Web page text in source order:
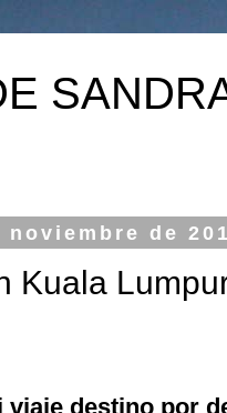
de
Kuala
viaje destino por